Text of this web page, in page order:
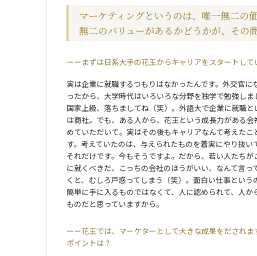
マーケティングというのは、唯一無二の
無二のバリューがあるかどうかが、その
まずは日系大手の花王からキャリアをスタートして
実は企業に就職するつもりはなかったんです。外交官に
ったから、大学時代はいろいろな分野を独学で勉強しま
国家上級、落ちましてね（笑）。外語大で企業に就職と
は商社。でも、ある人から、花王という成長力がある会
めていただいて。実はその後もキャリアなんて考えたこ
す。考えていたのは、与えられたものを着実にやり抜い
それだけです。今もそうですよ。だから、若い人たちが
に就くべきだ、こっちの会社のほうがいい、なんて言っ
くと、むしろ戸惑ってしまう（笑）。面白い仕事という
簡単に手に入るものではなくて、人に認められて、人か
ものだと思っていますから。
花王では、マーケターとして大きな成果をだされま
ポイントは？